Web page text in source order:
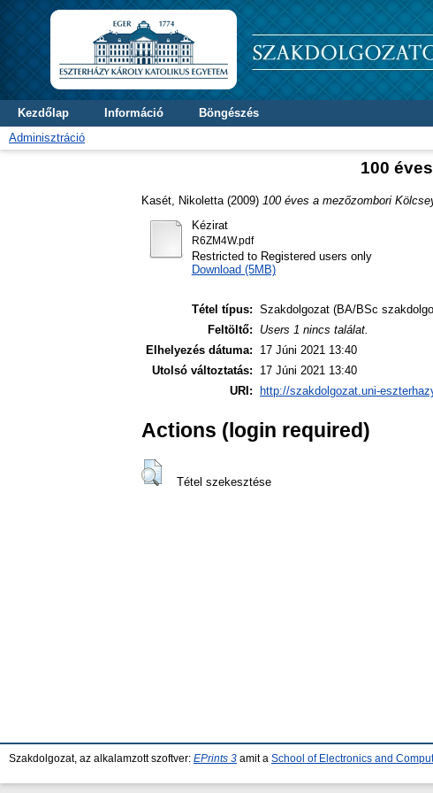
Kezdőlap Információ
Böngészés
Adminisztráció
100
Kasét, Nikoletta (2009) 100 éves a mezőzombori
Kézirat
R6ZM4W.pdf
Restricted to Registered users only
Download (5MB)
Tétel típus: Szakdolgozat (BA/BSc
Feltöltő:
Users 1 nincs találat.
Elhelyezés dátuma:
17 Júni 2021 13:40
Utolsó változtatás:
17 Júni 2021 13:40
URI:
http://szakdolgozat.uni-
Actions (login required)
Tétel szekesztése
Szakdolgozat, az alkalamzott szoftver: EPrints 3 amit a School of Electronics and